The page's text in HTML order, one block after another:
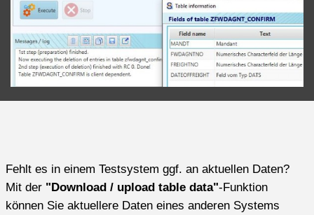
Fehlt es in einem Testsystem ggf. an aktuellen Daten?
Mit der "Download / upload table data"-Funktion
können Sie aktuellere Daten eines anderen Systems